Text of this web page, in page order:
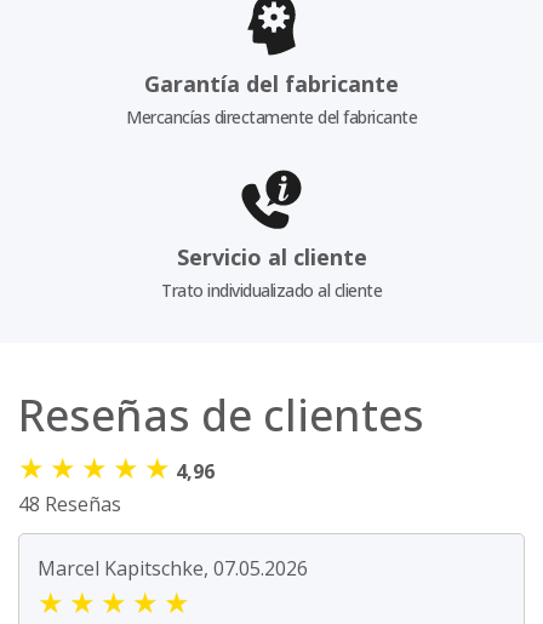
Garantía del fabricante
Mercancías directamente del fabricante
Servicio al cliente
Trato individualizado al cliente
Reseñas de clientes
★ ★ ★ ★ ★ 4,96
48 Reseñas
Marcel Kapitschke, 07.05.2026
★ ★ ★ ★ ★